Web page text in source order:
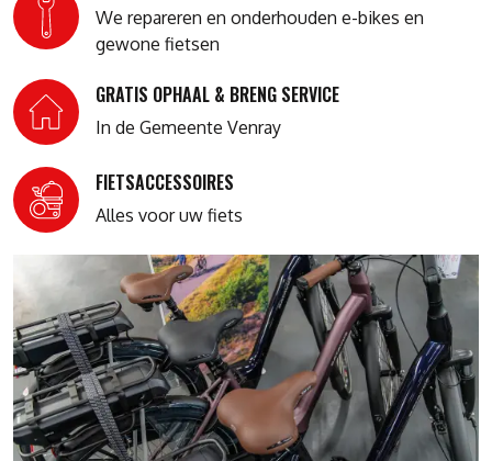
We repareren en onderhouden e-bikes en
gewone fietsen
GRATIS OPHAAL & BRENG SERVICE
In de Gemeente Venray
FIETSACCESSOIRES
Alles voor uw fiets